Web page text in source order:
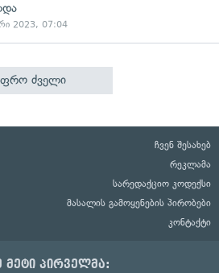
2023, 07:04
ძველი
ჩვენ შესახებ
რეკლამა
სარედაქციო კოდექსი
მასალის გამოყენების პირობები
კონტაქტი
მეტი პირველმა: